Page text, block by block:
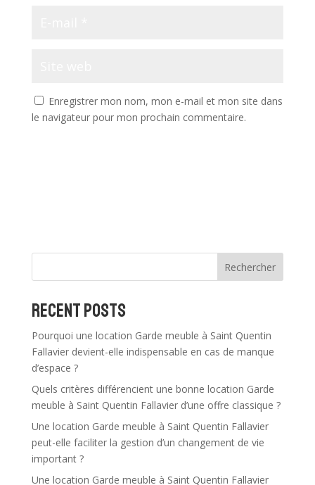
Enregistrer mon nom, mon e-mail et mon site dans
le navigateur pour mon prochain commentaire.
e
:
Rechercher
Recent Posts
Pourquoi une location Garde meuble à Saint Quentin
Fallavier devient-elle indispensable en cas de manque
d’espace ?
Quels critères différencient une bonne location Garde
meuble à Saint Quentin Fallavier d’une offre classique ?
Une location Garde meuble à Saint Quentin Fallavier
peut-elle faciliter la gestion d’un changement de vie
important ?
Une location Garde meuble à Saint Quentin Fallavier